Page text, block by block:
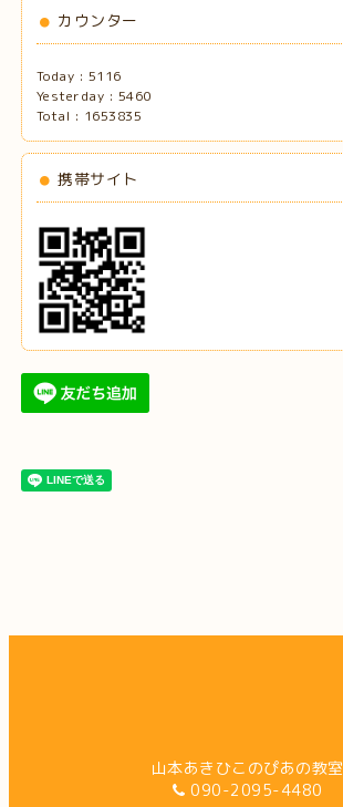
カウンター
Today : 5116
Yesterday : 5460
Total : 1653835
携帯サイト
山本あきひこのぴあの教室
090-2095-4480